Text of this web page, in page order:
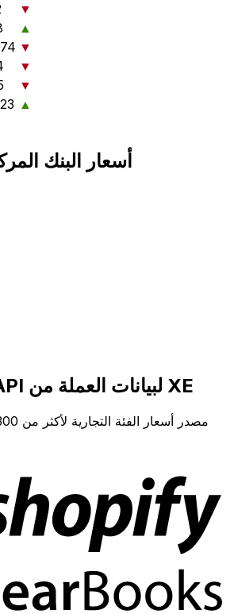
▼
▲
▼
▼
▼
▲
أسعار البنك
واجهة البرامج API لبيانات العملة من XE